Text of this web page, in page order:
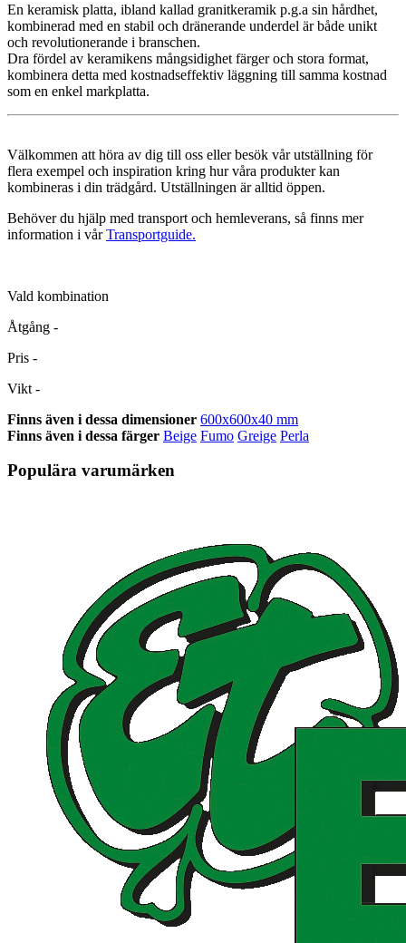
En keramisk platta, ibland kallad granitkeramik p.g.a sin hårdhet,
kombinerad med en stabil och dränerande underdel är både unikt
och revolutionerande i branschen.
Dra fördel av keramikens mångsidighet färger och stora format,
kombinera detta med kostnadseffektiv läggning till samma kostnad
som en enkel markplatta.
Välkommen att höra av dig till oss eller besök vår utställning för
flera exempel och inspiration kring hur våra produkter kan
kombineras i din trädgård. Utställningen är alltid öppen.
Behöver du hjälp med transport och hemleverans, så finns mer
information i vårTransportguide.
Vald kombination
Åtgång -
Pris -
Vikt -
Finns även i dessa dimensioner 600x600x40 mm
Finns även i dessa färger Beige Fumo Greige Perla
Populära varumärken